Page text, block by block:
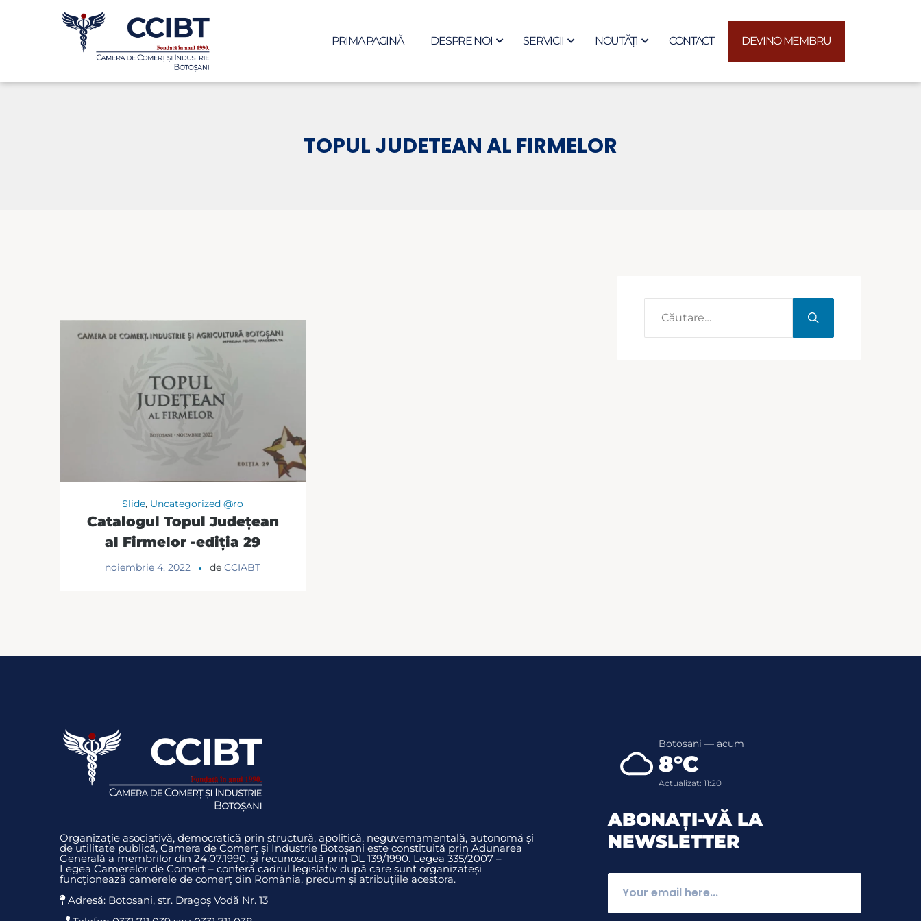
PRIMA PAGINĂ DESPRE NOI SERVICII NOUTĂȚI CONTACT DEVINO MEMBRU
TOPUL JUDETEAN AL FIRMELOR
Slide, Uncategorized @ro
Catalogul Topul Judeţean
al Firmelor -ediţia 29
noiembrie 4, 2022 deCCIABT
Organizație asociativă, democratică prin structură, apolitică, neguvemamentală, autonomă și
de utilitate publică, Camera de Comerț și Industrie Botoșani este constituită prin Adunarea
Generală a membrilor din 24.07.1990, și recunoscută prin DL 139/1990. Legea 335/2007 –
Legea Camerelor de Comerț – conferă cadrul legislativ după care sunt organizateși
funcționează camerele de comerț din România, precum și atribuțiile acestora.
Adresă: Botosani, str. Dragoş Vodă Nr. 13
Botoșani — acum
8°C
Actualizat: 11:20
ABONAȚI-VĂ LA
NEWSLETTER